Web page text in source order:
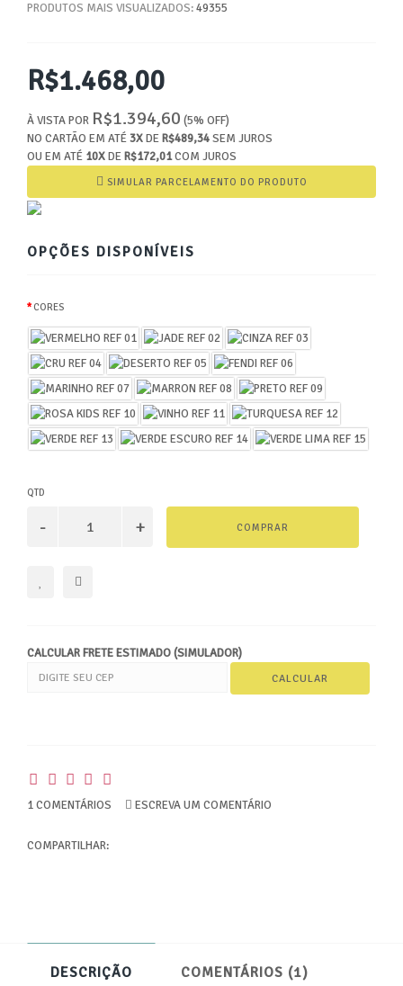
PRODUTOS MAIS VISUALIZADOS:49355
R$1.468,00
À VISTA POR R$1.394,60 (5% OFF)
NO CARTÃO EM ATÉ3XDER$489,34SEM JUROS
OU EM ATÉ 10XDER$172,01COM JUROS
SIMULAR PARCELAMENTO DO PRODUTO
OPÇÕES DISPONÍVEIS
CORES
QTD
COMPRAR
CALCULAR FRETE ESTIMADO (SIMULADOR)
1 COMENTÁRIOS ESCREVA UM COMENTÁRIO
COMPARTILHAR:
DESCRIÇÃO COMENTÁRIOS (1)